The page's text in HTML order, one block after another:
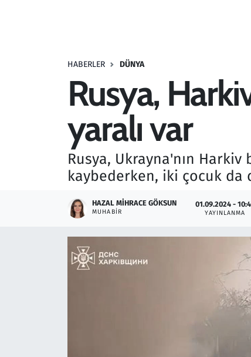
HABERLER DÜNYA
Rusya,
yaralı var
Rusya, Ukrayna'nın Harkiv
kaybederken, iki çocuk da
HAZAL MIHRACE GÖKSUN
MUHABIR
01.09.2024 -
YAYINLANMA
Seçim 2023
Teknoloji ve Bilim
Televizyon